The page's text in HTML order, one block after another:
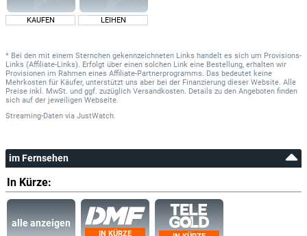
KAUFEN LEIHEN
* Bei den mit einem Sternchen gekennzeichneten Links handelt es sich um Provisions-
Links (Affiliate-Links). Erfolgt über einen solchen Link eine Bestellung, erhalten wir
Provisionen im Rahmen eines Affiliate-Partnerprogramms. Das bedeutet keine
Mehrkosten für Käufer, unterstützt uns aber bei der Finanzierung dieser Website. Alle
Preise inkl. MwSt. und ggf. zuzüglich Versandkosten. Details zu den Angeboten finden
sich auf der jeweiligen Webseite.
Streaming-Daten via JustWatch.
im Fernsehen
In Kürze:
alle anzeigen
IN KÜRZE